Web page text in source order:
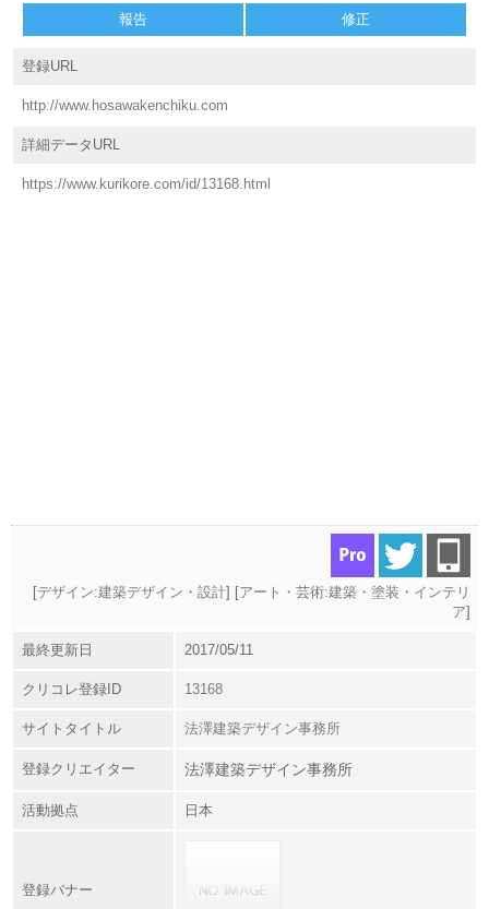
報告 修正
登録URL
http://www.hosawakenchiku.com
詳細データURL
https://www.kurikore.com/id/13168.html
[デザイン:建築デザイン・設計] [アート・芸術:建築・塗装・インテリ
ア]
最終更新日 2017/05/11
クリコレ登録ID 13168
サイトタイトル 法澤建築デザイン事務所
登録クリエイター 法澤建築デザイン事務所
活動拠点 日本
登録バナー